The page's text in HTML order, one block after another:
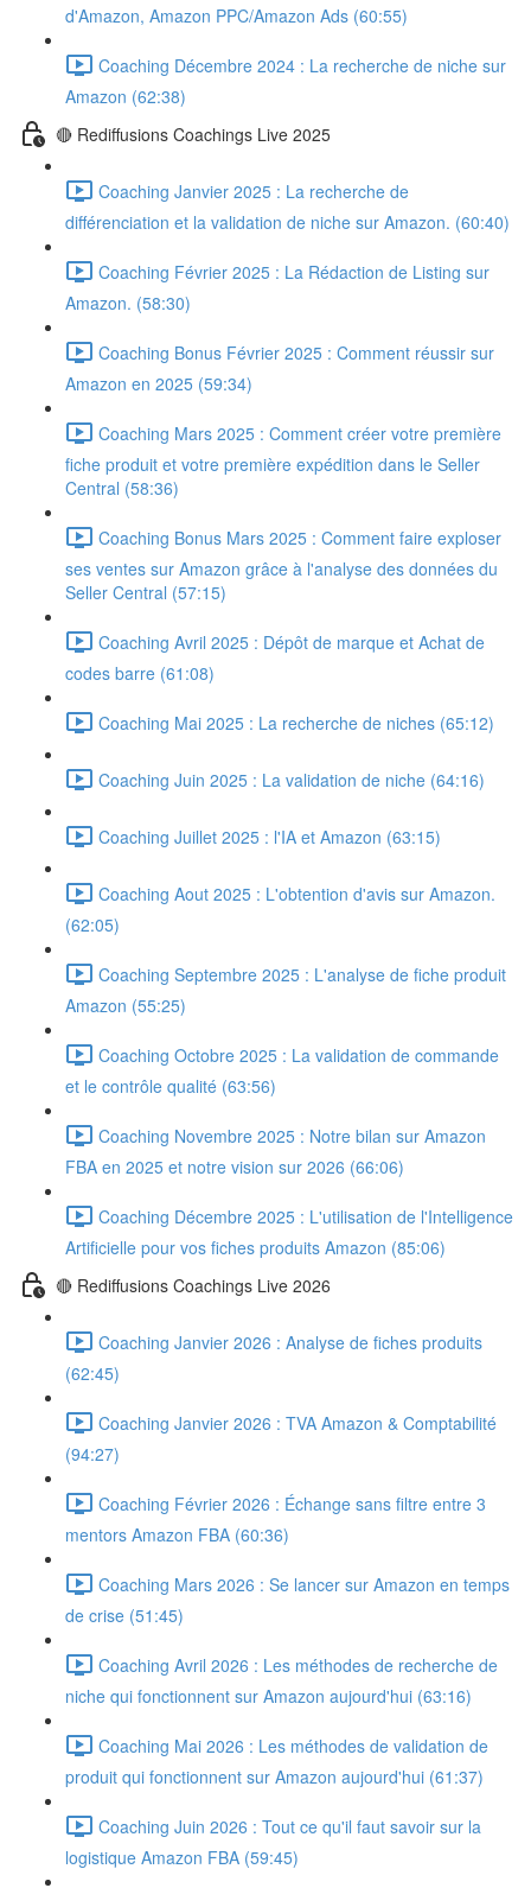
d'Amazon, Amazon PPC/Amazon Ads (60:55)
Coaching Décembre 2024 : La recherche de niche sur
Amazon (62:38)
🔴 Rediffusions Coachings Live 2025
Coaching Janvier 2025 : La recherche de
différenciation et la validation de niche sur Amazon. (60:40)
Coaching Février 2025 : La Rédaction de Listing sur
Amazon. (58:30)
Coaching Bonus Février 2025 : Comment réussir sur
Amazon en 2025 (59:34)
Coaching Mars 2025 : Comment créer votre première
fiche produit et votre première expédition dans le Seller
Central (58:36)
Coaching Bonus Mars 2025 : Comment faire exploser
ses ventes sur Amazon grâce à l'analyse des données du
Seller Central (57:15)
Coaching Avril 2025 : Dépôt de marque et Achat de
codes barre (61:08)
Coaching Mai 2025 : La recherche de niches (65:12)
Coaching Juin 2025 : La validation de niche (64:16)
Coaching Juillet 2025 : l'IA et Amazon (63:15)
Coaching Aout 2025 : L'obtention d'avis sur Amazon.
(62:05)
Coaching Septembre 2025 : L'analyse de fiche produit
Amazon (55:25)
Coaching Octobre 2025 : La validation de commande
et le contrôle qualité (63:56)
Coaching Novembre 2025 : Notre bilan sur Amazon
FBA en 2025 et notre vision sur 2026 (66:06)
Coaching Décembre 2025 : L'utilisation de l'Intelligence
Artificielle pour vos fiches produits Amazon (85:06)
🔴 Rediffusions Coachings Live 2026
Coaching Janvier 2026 : Analyse de fiches produits
(62:45)
Coaching Janvier 2026 : TVA Amazon & Comptabilité
(94:27)
Coaching Février 2026 : Échange sans filtre entre 3
mentors Amazon FBA (60:36)
Coaching Mars 2026 : Se lancer sur Amazon en temps
de crise (51:45)
Coaching Avril 2026 : Les méthodes de recherche de
niche qui fonctionnent sur Amazon aujourd'hui (63:16)
Coaching Mai 2026 : Les méthodes de validation de
produit qui fonctionnent sur Amazon aujourd'hui (61:37)
Coaching Juin 2026 : Tout ce qu'il faut savoir sur la
logistique Amazon FBA (59:45)